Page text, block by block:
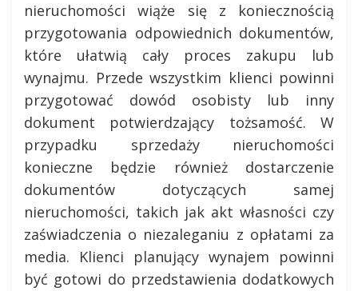
nieruchomości wiąże się z koniecznością
przygotowania odpowiednich dokumentów,
które ułatwią cały proces zakupu lub
wynajmu. Przede wszystkim klienci powinni
przygotować dowód osobisty lub inny
dokument potwierdzający tożsamość. W
przypadku sprzedaży nieruchomości
konieczne będzie również dostarczenie
dokumentów dotyczących samej
nieruchomości, takich jak akt własności czy
zaświadczenia o niezaleganiu z opłatami za
media. Klienci planujący wynajem powinni
być gotowi do przedstawienia dodatkowych